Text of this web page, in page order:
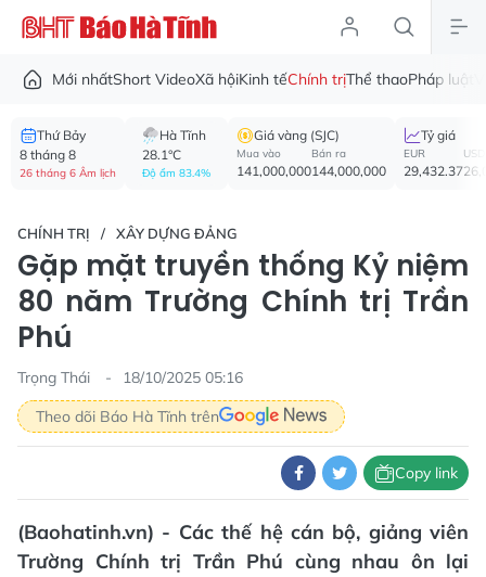
Mới nhấtShort VideoXã hộiKinh tếChính trịThể thaoPháp luật
Thứ Bảy
8 tháng 8
26 tháng 6 Âm lịch
Hà Tĩnh
28.1°C
Độ ẩm 83.4%
Giá vàng (SJC)
Mua vào
141,000,000
Bán ra
144,000,000
Tỷ giá
EUR
29,432.37
USD
CHÍNH TRỊ XÂY DỰNG ĐẢNG
Gặp mặt truyền thống Kỷ niệm
80 năm Trường Chính trị Trần
Phú
Trọng Thái
18/10/2025 05:16
Theo dõi Báo Hà Tĩnh trên
Copy link
(Baohatinh.vn) - Các thế hệ cán bộ, giảng viên
Trường Chính trị Trần Phú cùng nhau ôn lại